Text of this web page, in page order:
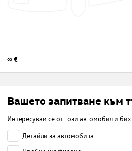
∞ €
Вашето запитване към
Интересувам се от този автомобил и
Детайли за автомобила